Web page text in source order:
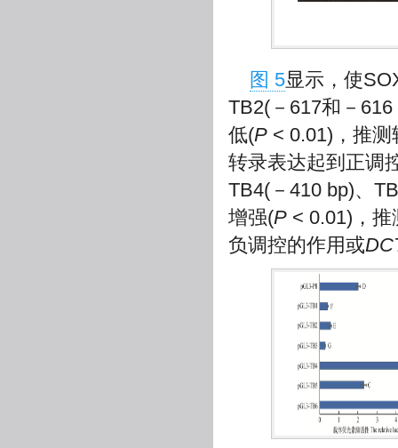
图 5显示，使
TB2(－617和－
低(P < 0.01)，推
转录表达起到正调
TB4(－410 bp)、
增强(P < 0.01)，
负调控的作用或